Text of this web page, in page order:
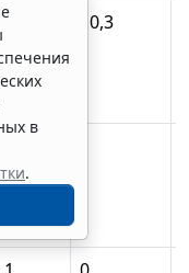
31
10,3
в
.